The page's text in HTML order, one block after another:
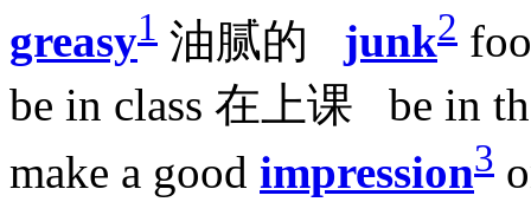
greasy1 油腻的 junk2
be in class 在上课 be in
make a good impression3